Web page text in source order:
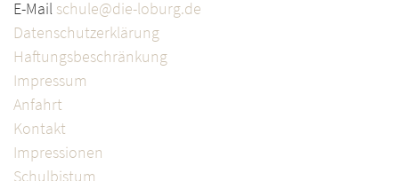
E-Mail schule@die-loburg.de
Datenschutzerklärung
Haftungsbeschränkung
Impressum
Anfahrt
Kontakt
Impressionen
Schulbistum